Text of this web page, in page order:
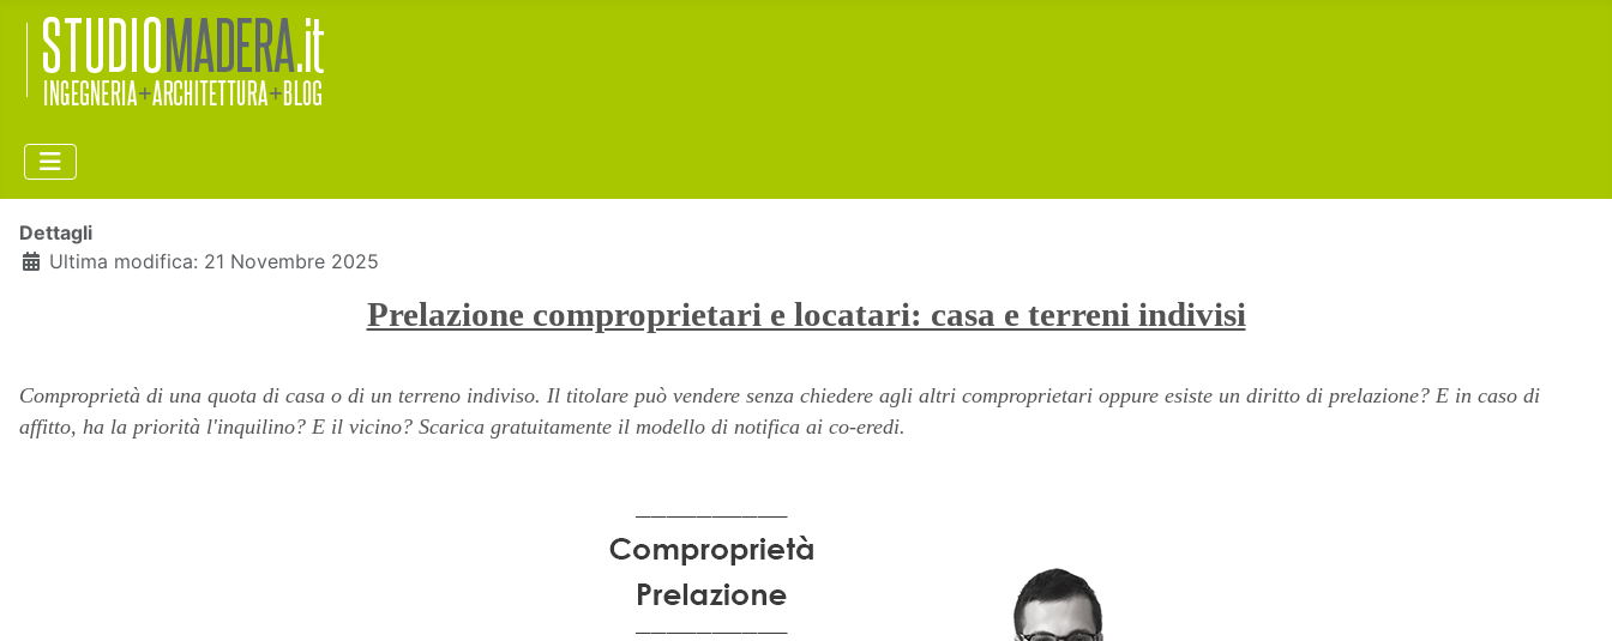
Dettagli
Ultima modifica: 21 Novembre 2025
Prelazione comproprietari e locatari: casa e terreni indivisi
Comproprietà di una quota di casa o di un terreno indiviso. Il titolare può vendere senza chiedere agli altri comproprietari oppure esiste un diritto di prelazione? E in caso di
affitto, ha la priorità l'inquilino? E il vicino? Scarica gratuitamente il modello di notifica ai co-eredi.